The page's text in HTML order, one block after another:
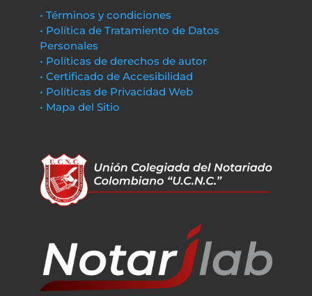
• Términos y condiciones
• Política de Tratamiento de Datos
Personales
• Políticas de derechos de autor
• Certificado de Accesibilidad
• Políticas de Privacidad Web
• Mapa del Sitio